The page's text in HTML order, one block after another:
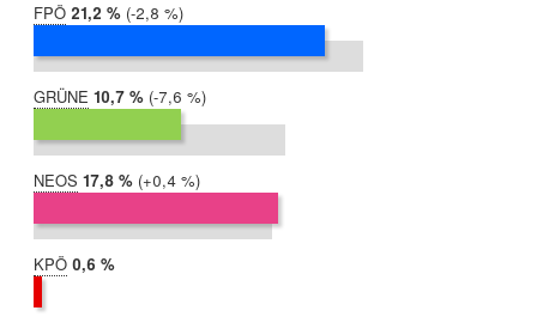
FPÖ 2019:
21,2 %
2014:
24,0 %
Differenz:
-2,8 %
GRÜNE 2019:
10,7 %
2014:
18,3 %
Differenz:
-7,6 %
NEOS 2019:
17,8 %
2014:
17,4 %
Differenz:
+0,4 %
KPÖ 2019:
0,6 %